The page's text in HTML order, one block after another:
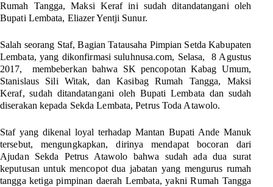
Rumah Tangga, Maksi Keraf ini sudah ditandatangani oleh
Bupati Lembata, Eliazer Yentji Sunur.
Salah seorang Staf, Bagian Tatausaha Pimpian Setda Kabupaten
Lembata, yang dikonfirmasi suluhnusa.com, Selasa, 8 Agustus
2017, membeberkan bahwa SK pencopotan Kabag Umum,
Stanislaus Sili Witak, dan Kasibag Rumah Tangga, Maksi
Keraf, sudah ditandatangani oleh Bupati Lembata dan sudah
diserakan kepada Sekda Lembata, Petrus Toda Atawolo.
Staf yang dikenal loyal terhadap Mantan Bupati Ande Manuk
tersebut, mengungkapkan, dirinya mendapat bocoran dari
Ajudan Sekda Petrus Atawolo bahwa sudah ada dua surat
keputusan untuk mencopot dua jabatan yang mengurus rumah
tangga ketiga pimpinan daerah Lembata, yakni Rumah Tangga